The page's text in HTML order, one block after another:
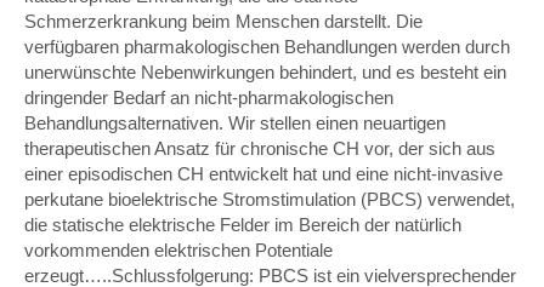
Schmerzerkrankung beim Menschen darstellt. Die
verfügbaren pharmakologischen Behandlungen werden durch
unerwünschte Nebenwirkungen behindert, und es besteht ein
dringender Bedarf an nicht-pharmakologischen
Behandlungsalternativen. Wir stellen einen neuartigen
therapeutischen Ansatz für chronische CH vor, der sich aus
einer episodischen CH entwickelt hat und eine nicht-invasive
perkutane bioelektrische Stromstimulation (PBCS) verwendet,
die statische elektrische Felder im Bereich der natürlich
vorkommenden elektrischen Potentiale
erzeugt…..Schlussfolgerung: PBCS ist ein vielversprechender